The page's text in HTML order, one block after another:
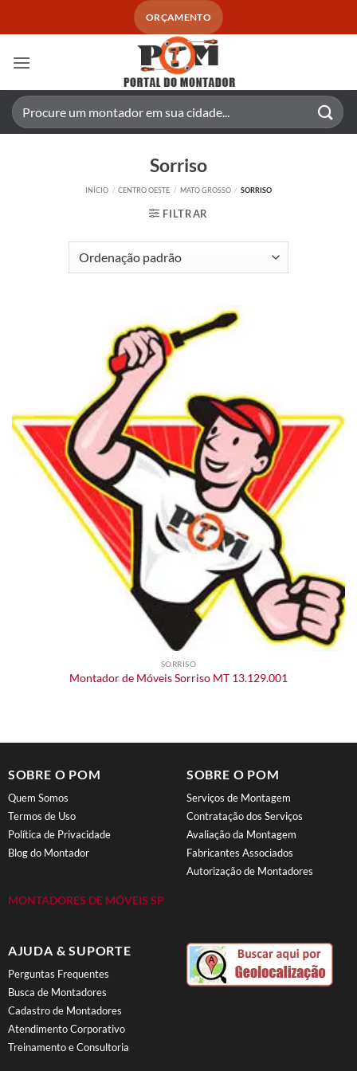
ORÇAMENTO
Pesquisar
por:
Sorriso
INÍCIO / CENTRO OESTE / MATO GROSSO / SORRISO
FILTRAR
SORRISO
Montador de Móveis Sorriso MT 13.129.001
SOBRE O POM
Quem Somos
Termos de Uso
Política de Privacidade
Blog do Montador
MONTADORES DE MÓVEIS SP
SOBRE O POM
Serviços de Montagem
Contratação dos Serviços
Avaliação da Montagem
Fabricantes Associados
Autorização de Montadores
AJUDA & SUPORTE
Perguntas Frequentes
Busca de Montadores
Cadastro de Montadores
Atendimento Corporativo
Treinamento e Consultoria